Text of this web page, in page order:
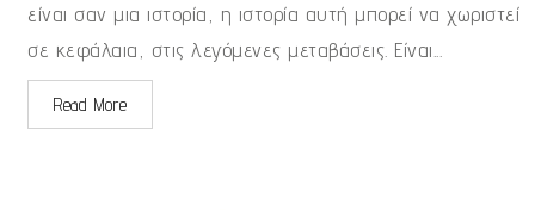
είναι σαν μια ιστορία, η ιστορία αυτή μπορεί να χωριστεί
σε κεφάλαια, στις λεγόμενες μεταβάσεις. Είναι...
Read More